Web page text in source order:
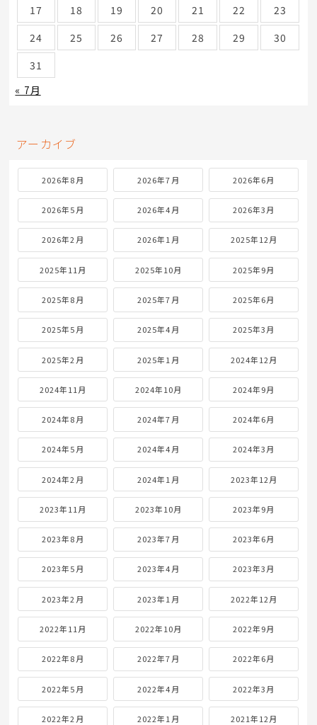
17 18 19 20 21 22
23
24
25 26 27 28 29
30
31
« 7月
アーカイブ
2026年8月 2026年7月 2026年6月
2026年5月 2026年4月 2026年3月
2026年2月 2026年1月 2025年12月
2025年11月 2025年10月 2025年9月
2025年8月 2025年7月 2025年6月
2025年5月 2025年4月 2025年3月
2025年2月 2025年1月 2024年12月
2024年11月 2024年10月 2024年9月
2024年8月 2024年7月 2024年6月
2024年5月 2024年4月 2024年3月
2024年2月 2024年1月 2023年12月
2023年11月 2023年10月 2023年9月
2023年8月 2023年7月 2023年6月
2023年5月 2023年4月 2023年3月
2023年2月 2023年1月 2022年12月
2022年11月 2022年10月 2022年9月
2022年8月 2022年7月 2022年6月
2022年5月 2022年4月 2022年3月
2022年2月 2022年1月 2021年12月